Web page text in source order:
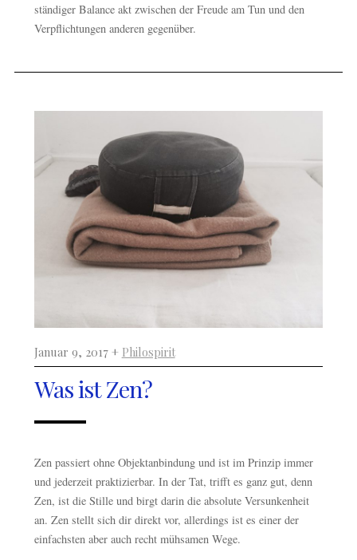
ständiger Balance akt zwischen der Freude am Tun und den
Verpflichtungen anderen gegenüber.
Januar 9, 2017 + Philospirit
Was ist Zen?
Zen passiert ohne Objektanbindung und ist im Prinzip immer
und jederzeit praktizierbar. In der Tat, trifft es ganz gut, denn
Zen, ist die Stille und birgt darin die absolute Versunkenheit
an. Zen stellt sich dir direkt vor, allerdings ist es einer der
einfachsten aber auch recht mühsamen Wege.